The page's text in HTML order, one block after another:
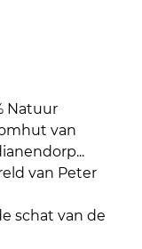
Natuur
van
van Peter
schat van de